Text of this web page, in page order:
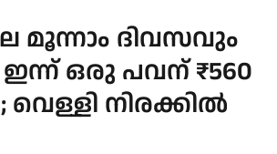
മൂന്നാം ദിവസവും
ഒരു പവന് ₹560
നിരക്കിൽ